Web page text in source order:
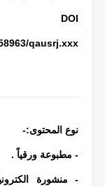
DOI
qausrj.xxx
نوع المحتوى:-
- مطبوعة ورقياً .